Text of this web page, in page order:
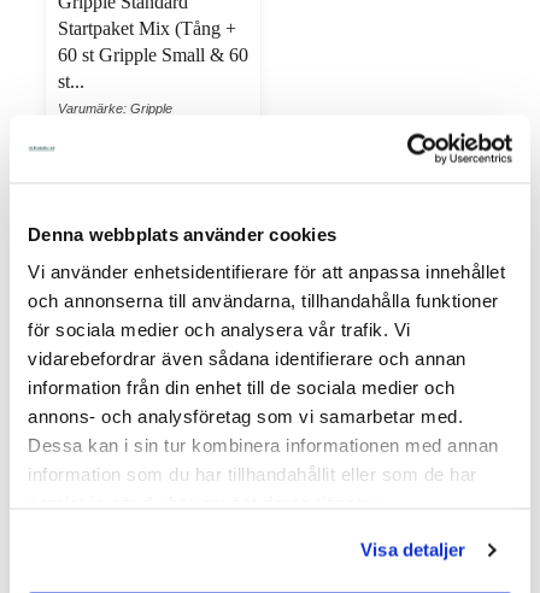
Denna webbplats använder cookies
Vi använder enhetsidentifierare för att anpassa innehållet
och annonserna till användarna, tillhandahålla funktioner
för sociala medier och analysera vår trafik. Vi
vidarebefordrar även sådana identifierare och annan
information från din enhet till de sociala medier och
annons- och analysföretag som vi samarbetar med.
Dessa kan i sin tur kombinera informationen med annan
information som du har tillhandahållit eller som de har
Visa detaljer
Startpaket Mix (Tång +
60 st Gripple Small & 60
st...
Varumärke: Gripple
Skickas Normalt inom 1-2
vardagar
2259,00
Köp
Kunder som köpt denna produkten har även köpt